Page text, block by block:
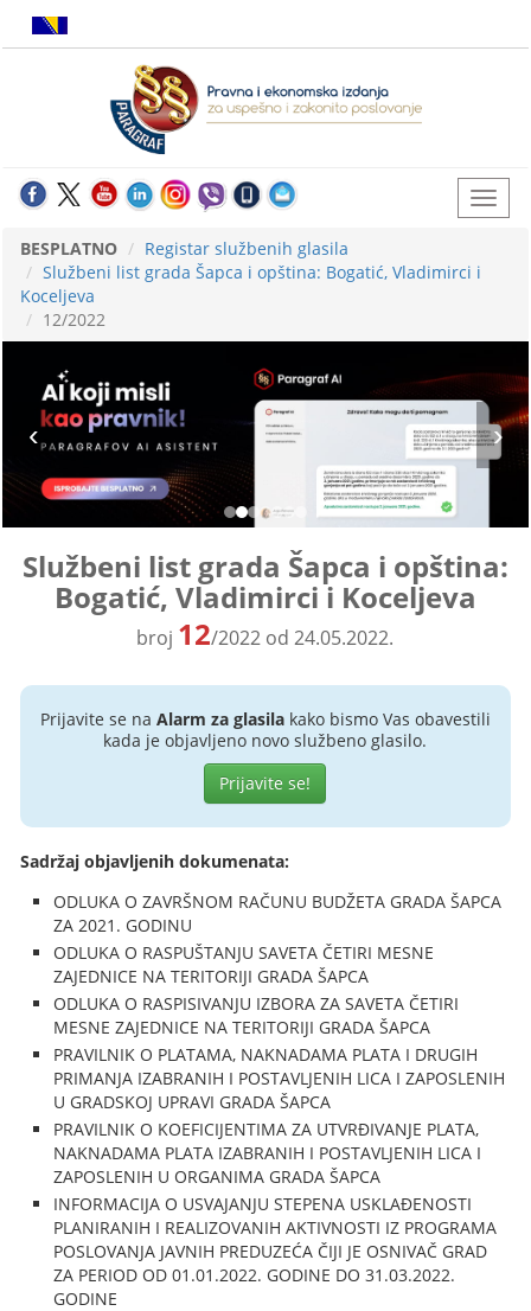
BESPLATNO
Registar službenih glasila
Službeni list grada Šapca i opština: Bogatić, Vladimirci i
Koceljeva
12/2022
Službeni list grada Šapca i opština:
Bogatić, Vladimirci i Koceljeva
broj 12/2022 od 24.05.2022.
Prijavite se na Alarm za glasilakako bismo Vas obavestili
kada je objavljeno novo službeno glasilo.
Prijavite se!
Sadržaj objavljenih dokumenata:
ODLUKA O ZAVRŠNOM RAČUNU BUDŽETA GRADA ŠAPCA
ZA 2021. GODINU
ODLUKA O RASPUŠTANJU SAVETA ČETIRI MESNE
ZAJEDNICE NA TERITORIJI GRADA ŠAPCA
ODLUKA O RASPISIVANJU IZBORA ZA SAVETA ČETIRI
MESNE ZAJEDNICE NA TERITORIJI GRADA ŠAPCA
PRAVILNIK O PLATAMA, NAKNADAMA PLATA I DRUGIH
PRIMANJA IZABRANIH I POSTAVLJENIH LICA I ZAPOSLENIH
U GRADSKOJ UPRAVI GRADA ŠAPCA
PRAVILNIK O KOEFICIJENTIMA ZA UTVRĐIVANJE PLATA,
NAKNADAMA PLATA IZABRANIH I POSTAVLJENIH LICA I
ZAPOSLENIH U ORGANIMA GRADA ŠAPCA
INFORMACIJA O USVAJANJU STEPENA USKLAĐENOSTI
PLANIRANIH I REALIZOVANIH AKTIVNOSTI IZ PROGRAMA
POSLOVANJA JAVNIH PREDUZEĆA ČIJI JE OSNIVAČ GRAD
ZA PERIOD OD 01.01.2022. GODINE DO 31.03.2022.
GODINE